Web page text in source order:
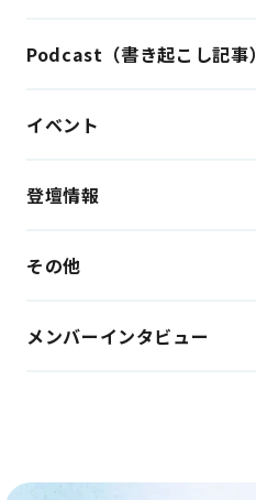
Podcast（書き起こし記事）
イベント
登壇情報
その他
メンバーインタビュー